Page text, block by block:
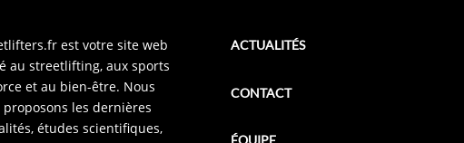
est votre site web
au streetlifting, aux sports
et au bien-être. Nous
proposons les dernières
études scientifiques,
ACTUALITÉS
CONTACT